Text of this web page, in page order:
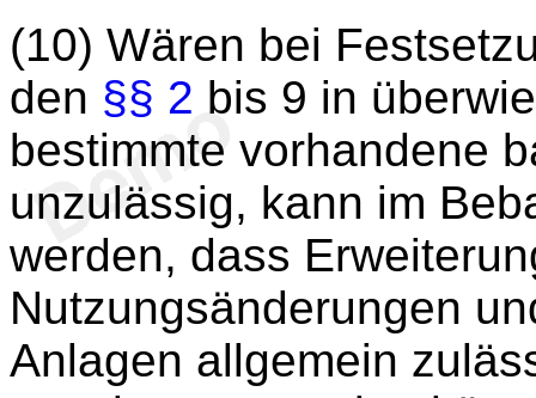
(10) Wären bei
den §§ 2 bis 9 in
bestimmte vorhandene
unzulässig, kann im
werden, dass
Nutzungsänderungen
Anlagen allgemein